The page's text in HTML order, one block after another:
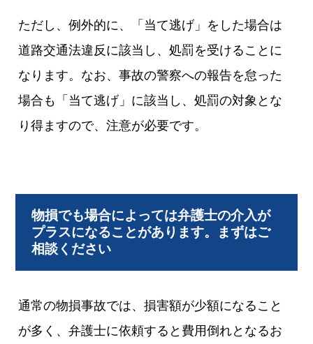
ただし、例外的に、「当て逃げ」をした場合は
道路交通法違反に該当し、処罰を受けることに
なります。なお、事故の警察への報告を怠った
場合も「当て逃げ」に該当し、処罰の対象とな
り得ますので、注意が必要です。
物損でも場合によっては弁護士の介入が
プラスになることがあります。まずはご
相談ください
通常の物損事故では、損害額が少額になること
が多く、弁護士に依頼すると費用倒れとなるお